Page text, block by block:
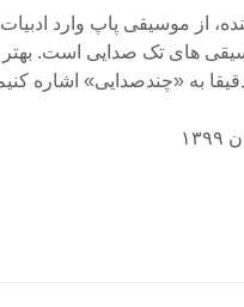
از موسیقی پاپ وارد
های تک صدایی است. بهتر
به «چندصدایی» اشاره